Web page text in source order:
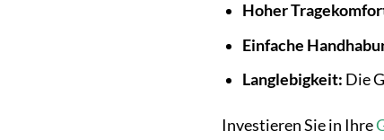
Hoher
Einfache
Langlebigkeit: Die
Investieren Sie in Ihre